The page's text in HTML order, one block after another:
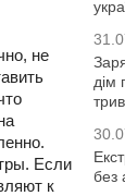
не
Если
к
дім
без